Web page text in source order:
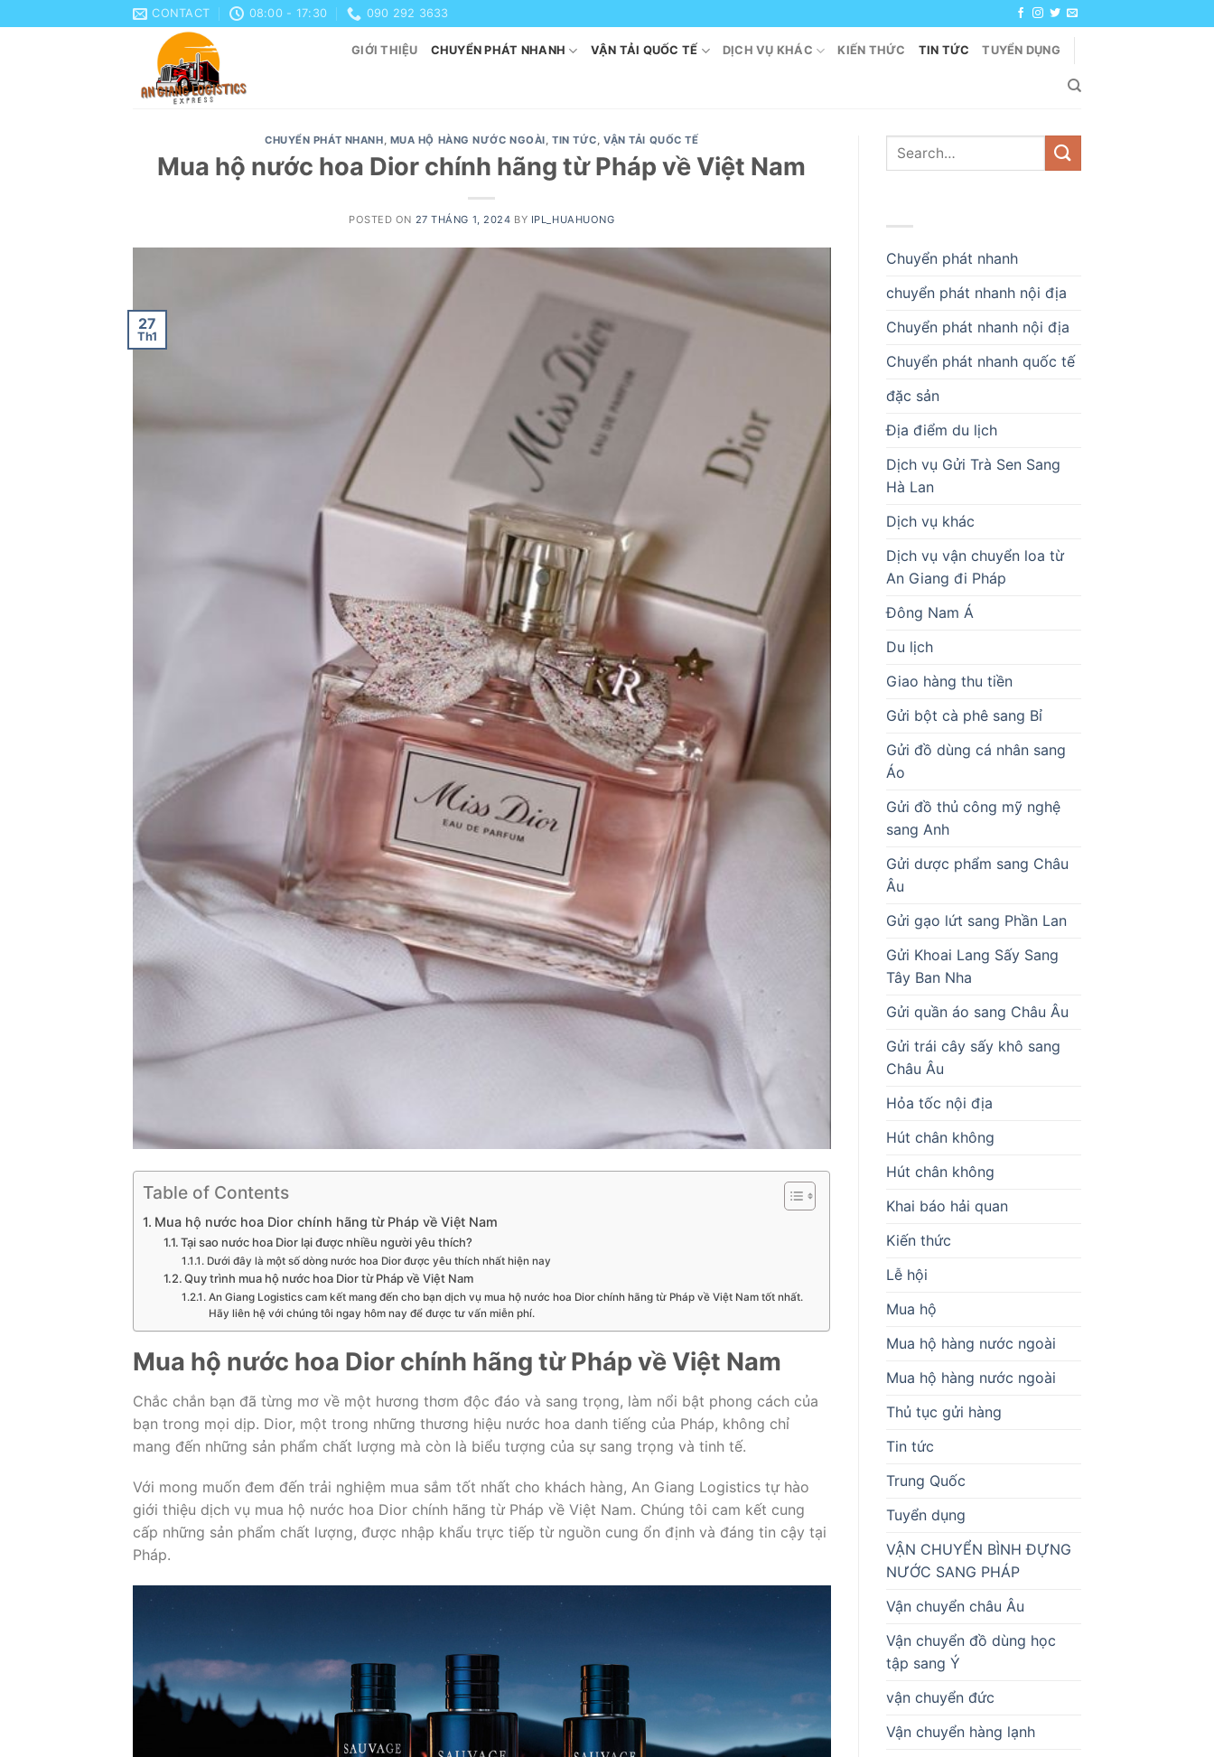
to
CONTACT 08:00 - 17:30 090 292 3633
GIỚI THIỆU CHUYỂN PHÁT NHANH VẬN TẢI QUỐC TẾ DỊCH VỤ KHÁC KIẾN THỨC TIN TỨC TUYỂN DỤNG
CHUYỂN PHÁT NHANH, MUA HỘ HÀNG NƯỚC NGOÀI,TIN TỨC,VẬN TẢI QUỐC TẾ
Mua hộ nước hoa Dior chính hãng từ Pháp về Việt Nam
POSTED ON 27 THÁNG 1, 2024 BY IPL_HUAHUONG
27
Th1
Table of Contents
Mua hộ nước hoa Dior chính hãng từ Pháp về Việt Nam
Tại sao nước hoa Dior lại được nhiều người yêu thích?
Dưới đây là một số dòng nước hoa Dior được yêu thích nhất hiện nay
Quy trình mua hộ nước hoa Dior từ Pháp về Việt Nam
An Giang Logistics cam kết mang đến cho bạn dịch vụ mua hộ nước hoa Dior chính hãng từ Pháp về Việt Nam tốt nhất.
Hãy liên hệ với chúng tôi ngay hôm nay để được tư vấn miễn phí.
Mua hộ nước hoa Dior chính hãng từ Pháp về Việt Nam
Chắc chắn bạn đã từng mơ về một hương thơm độc đáo và sang trọng, làm nổi bật phong cách của
bạn trong mọi dịp. Dior, một trong những thương hiệu nước hoa danh tiếng của Pháp, không chỉ
mang đến những sản phẩm chất lượng mà còn là biểu tượng của sự sang trọng và tinh tế.
Với mong muốn đem đến trải nghiệm mua sắm tốt nhất cho khách hàng, An Giang Logistics tự hào
giới thiệu dịch vụ mua hộ nước hoa Dior chính hãng từ Pháp về Việt Nam. Chúng tôi cam kết cung
cấp những sản phẩm chất lượng, được nhập khẩu trực tiếp từ nguồn cung ổn định và đáng tin cậy tại
Pháp.
Chuyển phát nhanh
chuyển phát nhanh nội địa
Chuyển phát nhanh nội địa
Chuyển phát nhanh quốc tế
đặc sản
Địa điểm du lịch
Dịch vụ Gửi Trà Sen Sang
Hà Lan
Dịch vụ khác
Dịch vụ vận chuyển loa từ
An Giang đi Pháp
Đông Nam Á
Du lịch
Giao hàng thu tiền
Gửi bột cà phê sang Bỉ
Gửi đồ dùng cá nhân sang
Áo
Gửi đồ thủ công mỹ nghệ
sang Anh
Gửi dược phẩm sang Châu
Âu
Gửi gạo lứt sang Phần Lan
Gửi Khoai Lang Sấy Sang
Tây Ban Nha
Gửi quần áo sang Châu Âu
Gửi trái cây sấy khô sang
Châu Âu
Hỏa tốc nội địa
Hút chân không
Hút chân không
Khai báo hải quan
Kiến thức
Lễ hội
Mua hộ
Mua hộ hàng nước ngoài
Mua hộ hàng nước ngoài
Thủ tục gửi hàng
Tin tức
Trung Quốc
Tuyển dụng
VẬN CHUYỂN BÌNH ĐỰNG
NƯỚC SANG PHÁP
Vận chuyển châu Âu
Vận chuyển đồ dùng học
tập sang Ý
vận chuyển đức
Vận chuyển hàng lạnh